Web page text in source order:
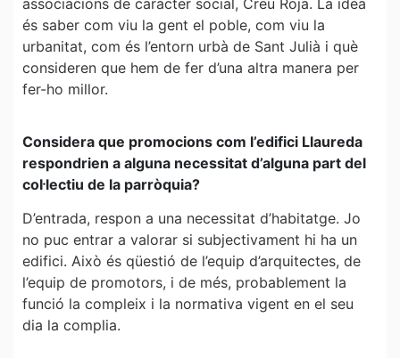
associacions de caràcter social, Creu Roja. La idea
és saber com viu la gent el poble, com viu la
urbanitat, com és l’entorn urbà de Sant Julià i què
consideren que hem de fer d’una altra manera per
fer-ho millor.
Considera que promocions com l’edifici Llaureda
respondrien a alguna necessitat d’alguna part del
col·lectiu de la parròquia?
D’entrada, respon a una necessitat d’habitatge. Jo
no puc entrar a valorar si subjectivament hi ha un
edifici. Això és qüestió de l’equip d’arquitectes, de
l’equip de promotors, i de més, probablement la
funció la compleix i la normativa vigent en el seu
dia la complia.